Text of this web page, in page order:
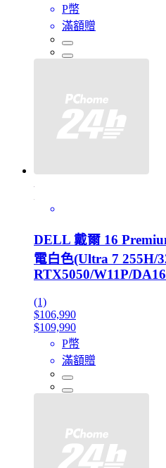
P幣
滿額贈
DELL 戴爾 16
電白色(Ultra 7 255H/
RTX5050/W11P/
(1)
$106,990
$109,990
P幣
滿額贈